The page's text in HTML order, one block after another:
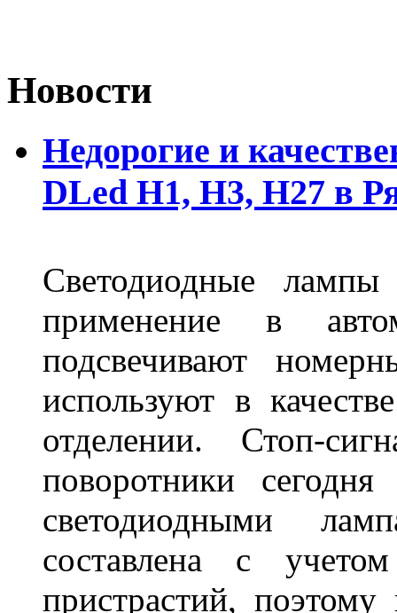
Новости
Недорогие и
DLed Н1, Н3, Н27 в
Светодиодные
применение в
подсвечивают
используют в
отделении. Стоп-
поворотники
светодиодными
составлена с
пристрастий,